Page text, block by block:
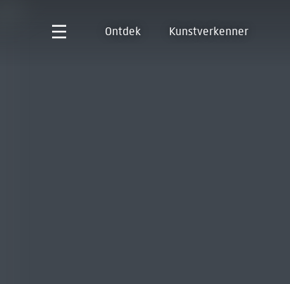
Ontdek Kunstverkenner